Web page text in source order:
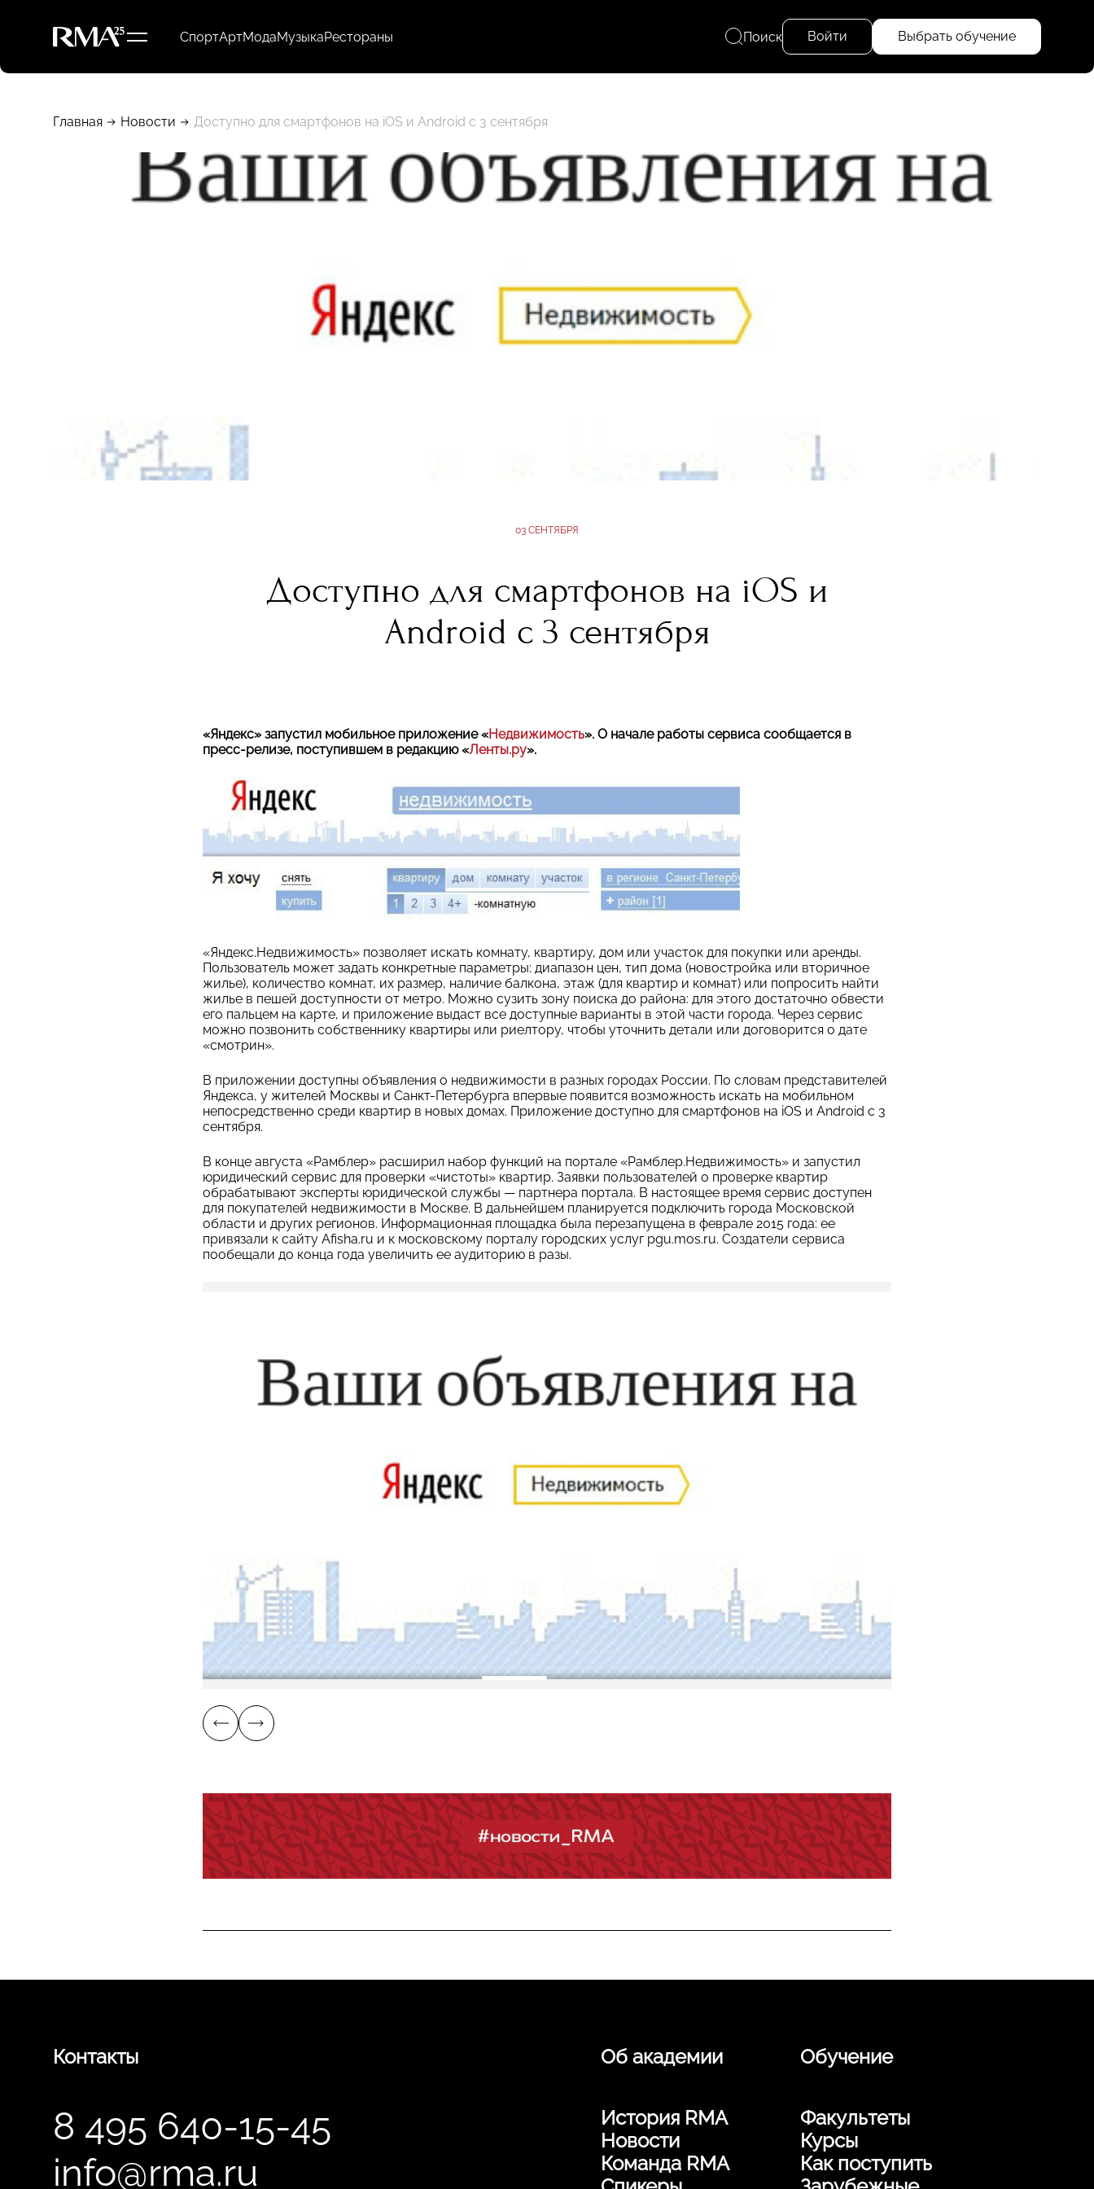
СпортАртМодаМузыкаРестораны Поиск Войти Выбрать обучение
Главная Новости Доступно для смартфонов на iOS и Android с 3 сентября
03 СЕНТЯБРЯ
Доступно для смартфонов на iOS и
Android с 3 сентября
«Яндекс» запустил мобильное приложение «Недвижимость». О начале работы сервиса сообщается в
пресс-релизе, поступившем в редакцию «Ленты.ру».
«Яндекс.Недвижимость» позволяет искать комнату, квартиру, дом или участок для покупки или аренды.
Пользователь может задать конкретные параметры: диапазон цен, тип дома (новостройка или вторичное
жилье), количество комнат, их размер, наличие балкона, этаж (для квартир и комнат) или попросить найти
жилье в пешей доступности от метро. Можно сузить зону поиска до района: для этого достаточно обвести
его пальцем на карте, и приложение выдаст все доступные варианты в этой части города. Через сервис
можно позвонить собственнику квартиры или риелтору, чтобы уточнить детали или договорится о дате
«смотрин».
В приложении доступны объявления о недвижимости в разных городах России. По словам представителей
Яндекса, у жителей Москвы и Санкт-Петербурга впервые появится возможность искать на мобильном
непосредственно среди квартир в новых домах. Приложение доступно для смартфонов на iOS и Android с 3
сентября.
В конце августа «Рамблер» расширил набор функций на портале «Рамблер.Недвижимость» и запустил
юридический сервис для проверки «чистоты» квартир. Заявки пользователей о проверке квартир
обрабатывают эксперты юридической службы — партнера портала. В настоящее время сервис доступен
для покупателей недвижимости в Москве. В дальнейшем планируется подключить города Московской
области и других регионов. Информационная площадка была перезапущена в феврале 2015 года: ее
привязали к сайту Afisha.ru и к московскому порталу городских услуг pgu.mos.ru. Создатели сервиса
пообещали до конца года увеличить ее аудиторию в разы.
Контакты
8 495 640-15-45
info@rma.ru
Обучение
Факультеты
Курсы
Как поступить
Об академии
История RMA
Новости
Команда RMA